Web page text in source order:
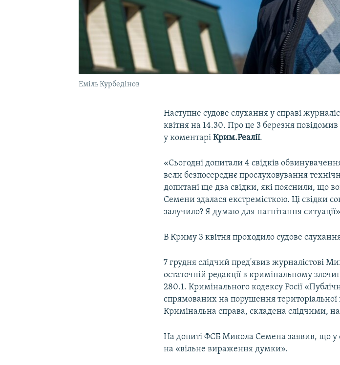
Еміль Курбедінов
Наступне судове слухання у справі
квітня на 14.30. Про це 3 березня
у коментаріКрим.Реалії.
«Сьогодні допитали 4 свідків
вели безпосереднє прослуховування
допитані ще два свідки, які пояснили, що
Семени здалася екстремісткою. Ці свідки
залучило? Я думаю для нагнітання
В Криму 3 квітня проходило судове
7 грудня слідчий пред'явив журналістові
остаточній редакції в кримінальному
280.1. Кримінального кодексу Росії
спрямованих на порушення територіальної
Кримінальна справа, складена слідчими,
На допиті ФСБ Микола Семена заявив, що у
на «вільне вираження думки».